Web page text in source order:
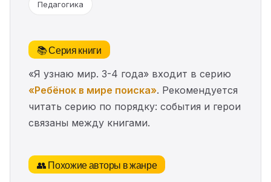
Педагогика
📚 Серия книги
«Я узнаю мир. 3-4 года» входит в серию
«Ребёнок в мире поиска». Рекомендуется
читать серию по порядку: события и герои
связаны между книгами.
👥 Похожие авторы в жанре